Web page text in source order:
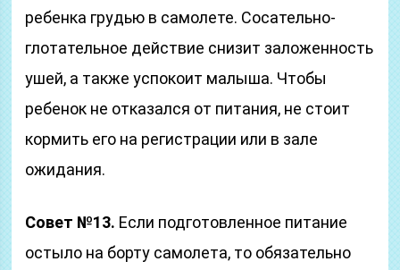
ребенка грудью в самолете. Сосательно-
глотательное действие снизит заложенность
ушей, а также успокоит малыша. Чтобы
ребенок не отказался от питания, не стоит
кормить его на регистрации или в зале
ожидания.
Совет №13. Если подготовленное питание
остыло на борту самолета, то обязательно